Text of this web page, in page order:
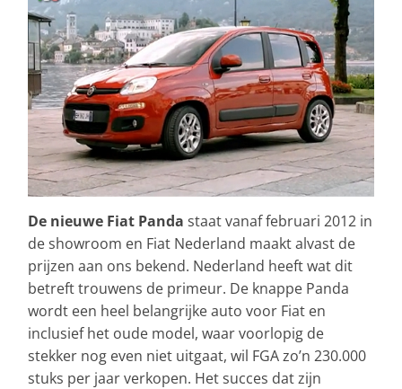
De nieuwe Fiat Panda staat vanaf februari 2012 in
de showroom en Fiat Nederland maakt alvast de
prijzen aan ons bekend. Nederland heeft wat dit
betreft trouwens de primeur. De knappe Panda
wordt een heel belangrijke auto voor Fiat en
inclusief het oude model, waar voorlopig de
stekker nog even niet uitgaat, wil FGA zo’n 230.000
stuks per jaar verkopen. Het succes dat zijn